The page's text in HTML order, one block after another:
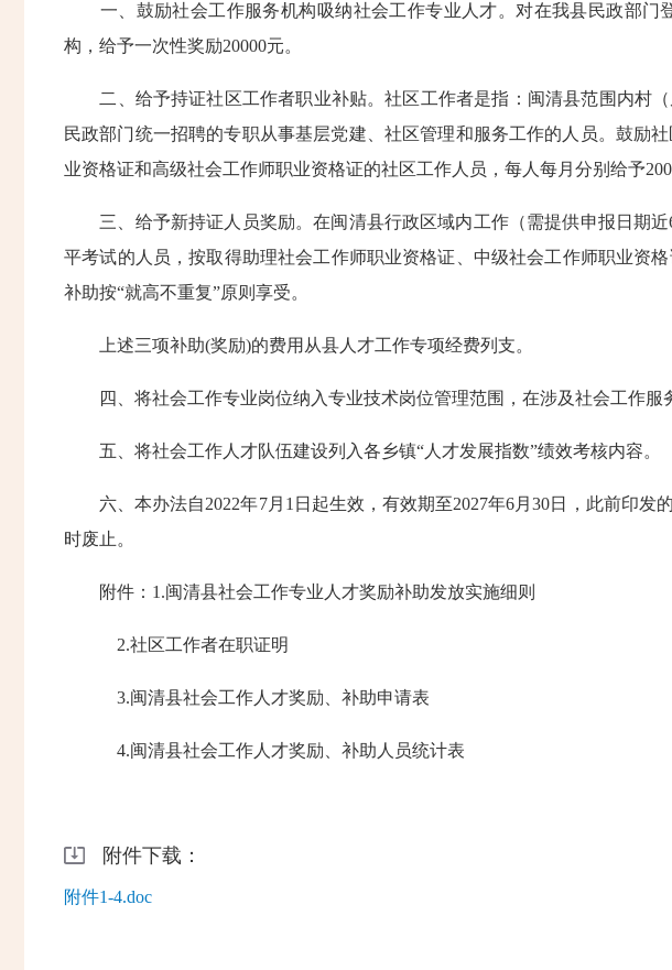
一、鼓励社会工作服务机构吸纳社会工作专业人才。对在我县民政部门
构，给予一次性奖励20000元。
二、给予持证社区工作者职业补贴。社区工作者是指：闽清县范围内村（
民政部门统一招聘的专职从事基层党建、社区管理和服务工作的人员。鼓励
业资格证和高级社会工作师职业资格证的社区工作人员，每人每月分别给予200
三、给予新持证人员奖励。在闽清县行政区域内工作（需提供申报日期近
平考试的人员，按取得助理社会工作师职业资格证、中级社会工作师职业资
补助按“就高不重复”原则享受。
上述三项补助(奖励)的费用从县人才工作专项经费列支。
四、将社会工作专业岗位纳入专业技术岗位管理范围，在涉及社会工作服
五、将社会工作人才队伍建设列入各乡镇“人才发展指数”绩效考核内容。
六、本办法自2022年7月1日起生效，有效期至2027年6月30日，此前印发
时废止。
附件：1.闽清县社会工作专业人才奖励补助发放实施细则
2.社区工作者在职证明
3.闽清县社会工作人才奖励、补助申请表
4.闽清县社会工作人才奖励、补助人员统计表
附件下载：
附件1-4.doc